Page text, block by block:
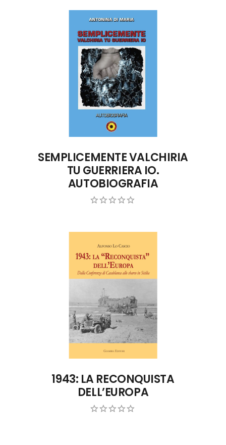
ACQUISTA ONLINE
SEMPLICEMENTE VALCHIRIA
TU GUERRIERA IO.
AUTOBIOGRAFIA
ACQUISTA ONLINE
1943: LA RECONQUISTA
DELL’EUROPA